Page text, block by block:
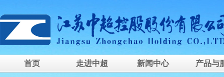
首页 走进中超 新闻中心 产品与